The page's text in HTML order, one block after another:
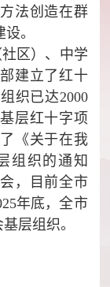
法创造在群
。
区）、中学
建立了红十
织已达2000
层红十字项
《关于在我
组织的通知
，目前全市
年底，全市
层组织。